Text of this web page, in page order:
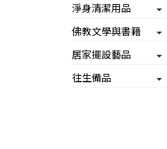
淨身清潔用品
佛教文學與書籍
居家擺設藝品
往生備品